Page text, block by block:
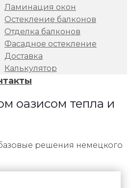
Ламинация окон
Остекление балконов
Отделка балконов
Фасадное остекление
Доставка
Калькулятор
оазисом тепла и
решения немецкого